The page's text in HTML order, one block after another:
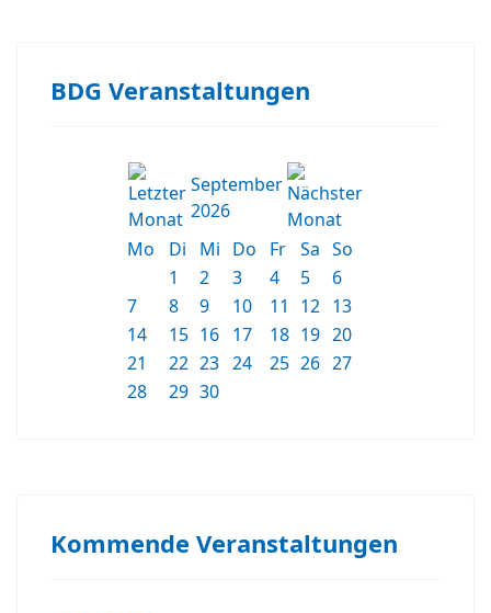
BDG Veranstaltungen
September
2026
Mo
Di Mi Do Fr Sa So
1
2 3 4 5
6
7
8 9 10 11 12 13
14
15 16 17 18 19 20
21
22 23 24 25 26 27
28
29 30
Kommende Veranstaltungen